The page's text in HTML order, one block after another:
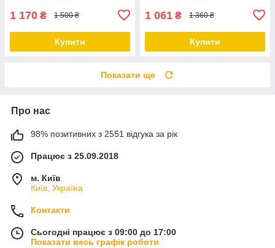
1 170 ₴ 1 500 ₴
Купити
1 061 ₴ 1 360 ₴
Купити
Показати ще
Про нас
98% позитивних з 2551 відгука за рік
Працює з 25.09.2018
м. Київ
Київ, Україна
Контакти
Сьогодні працює з 09:00 до 17:00
Показати весь графік роботи